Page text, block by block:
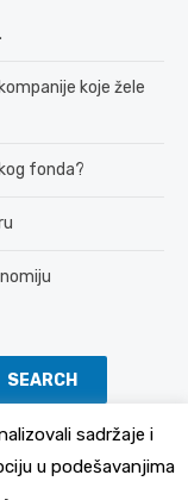
koje žele
fonda?
SEARCH
sadržaje i
u podešavanjima